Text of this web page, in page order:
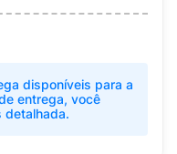
disponíveis para a
entrega, você
detalhada.